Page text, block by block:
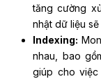
tăng cường
nhật dữ liệu sẽ
Indexing:
nhau, bao
giúp cho